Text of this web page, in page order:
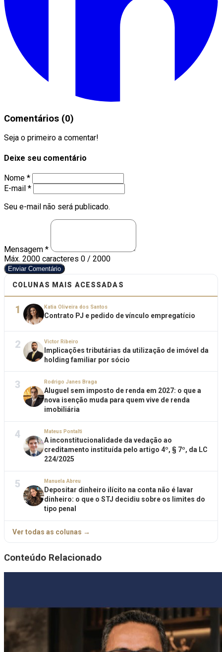
Comentários (0)
Seja o primeiro a comentar!
Deixe seu comentário
Nome *
E-mail *
Seu e-mail não será publicado.
Mensagem *
Máx. 2000 caracteres 0 / 2000
Enviar Comentário
COLUNAS MAIS ACESSADAS
1 Katia Oliveira dos Santos
Contrato PJ e pedido de vínculo empregatício
2 Victor Ribeiro
Implicações tributárias da utilização de imóvel da
holding familiar por sócio
3 Rodrigo Janes Braga
Aluguel sem imposto de renda em 2027: o que a
nova isenção muda para quem vive de renda
imobiliária
4 Mateus Pontalti
A inconstitucionalidade da vedação ao
creditamento instituída pelo artigo 4º, § 7º, da LC
224/2025
5 Manuela Abreu
Depositar dinheiro ilícito na conta não é lavar
dinheiro: o que o STJ decidiu sobre os limites do
tipo penal
Ver todas as colunas →
Conteúdo Relacionado